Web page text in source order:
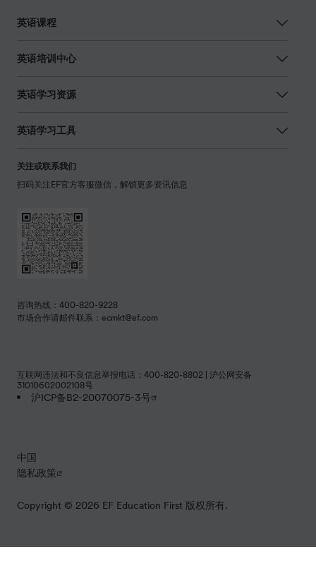
英语课程
英语培训中心
英语学习资源
英语学习工具
关注或联系我们
扫码关注EF官方客服微信，解锁更多资讯信息
咨询热线：400-820-9228
市场合作请邮件联系：ecmkt@ef.com
互联网违法和不良信息举报电话：400-820-8802 | 沪公网安备
31010602002108号
沪ICP备B2-20070075-3号
中国
隐私政策
Copyright © 2026 EF Education First 版权所有.